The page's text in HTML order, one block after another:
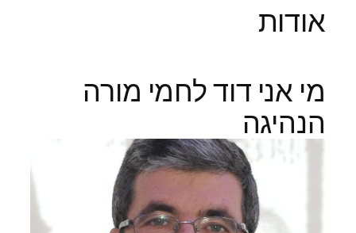
אודות
מי אני דוד לחמי מורה
הנהיגה